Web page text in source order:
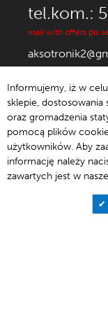
tel.kom.:
mail with offers pls
©
Informujemy, iż w
sklepie, dostosowania
oraz gromadzenia
pomocą plików
użytkowników. Aby
informację należy
zawartych jest w